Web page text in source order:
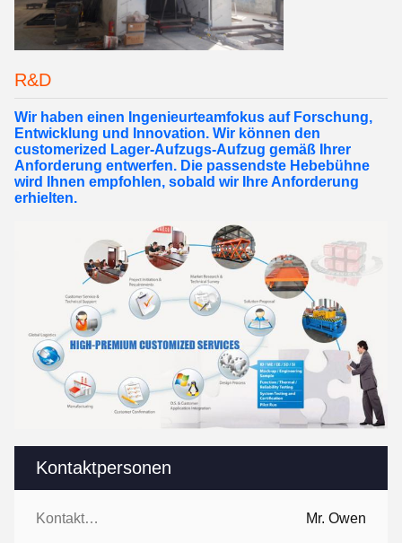
Kontaktpersonen
Kontaktpersonen: Mr. Owen
R&D
Wir haben einen Ingenieurteamfokus auf Forschung,
Entwicklung und Innovation. Wir können den
customerized Lager-Aufzugs-Aufzug gemäß Ihrer
Anforderung entwerfen. Die passendste Hebebühne
wird Ihnen empfohlen, sobald wir Ihre Anforderung
erhielten.